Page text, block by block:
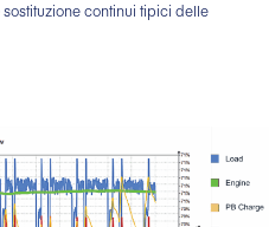
continui tipici delle